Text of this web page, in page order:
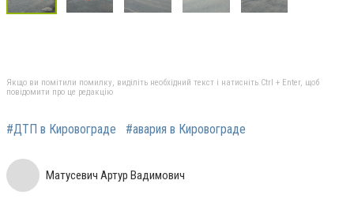
Якщо ви помітили помилку, виділіть необхідний текст і натисніть Ctrl + Enter, щоб
повідомити про це редакцію
#ДТП в Кировограде #авария в Кировограде
Матусевич Артур Вадимович